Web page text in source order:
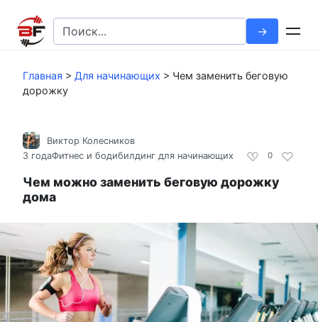
контенту
Search
for:
Главная > Для начинающих > Чем заменить беговую
дорожку
0
Виктор Колесников
3 годаФитнес и бодибилдинг для начинающих
Чем можно заменить беговую дорожку
дома